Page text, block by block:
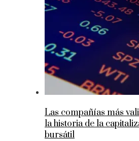
Las compañías más
la historia de la
bursátil